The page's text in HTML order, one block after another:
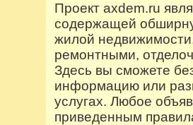
Проект axdem.ru
содержащей
жилой
ремонтными,
Здесь вы сможете
информацию или
услугах. Любое
приведенным